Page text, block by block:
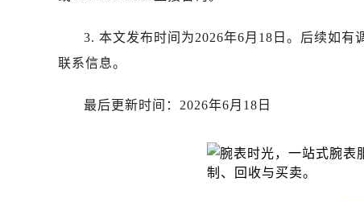
山西省晋中市榆次区顺城街售后服务
山西省朔州市朔城区怡西路与鄯阳西
山西省阳泉市郊区平阳东街与新城
山西省运城市盐湖区河东街售后服务
3. 本文发布时间为2026年6月18日。后续如
联系信息。
最后更新时间：2026年6月18日